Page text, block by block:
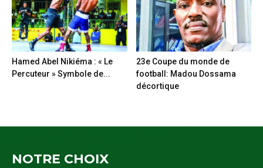
Hamed Abel Nikiéma : « Le
Percuteur » Symbole de...
23e Coupe du monde de
football: Madou Dossama
décortique
NOTRE CHOIX